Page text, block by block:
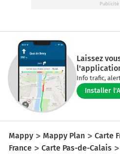
Laissez
Info trafic,
Installer
Mappy Mappy Plan Carte
France
Carte Pas-de-Calais